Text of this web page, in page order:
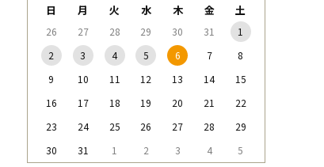
日 月 火 水 木 金 土
26 27 28 29 30 31
1
2
3 4 5 6 7
8
9
10 11 12 13 14
15
16
17 18 19 20 21
22
23
24 25 26 27 28
29
30
31 1 2 3 4 5